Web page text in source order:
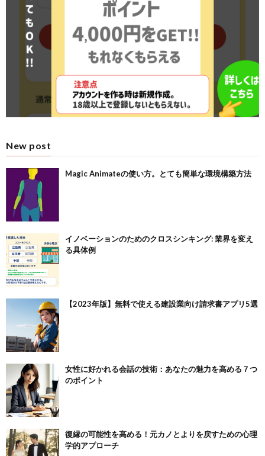
New post
Magic Animateの使い方。とても簡単な環境構築方法
イノベーションのためのクロスシンキング: 業界を変え
る具体例
【2023年版】無料で使える建設業向け請求書アプリ5選
女性に好かれる会話の技術：あなたの魅力を高める７つ
のポイント
復縁の可能性を高める！元カノとよりを戻すための心理
学的アプローチ